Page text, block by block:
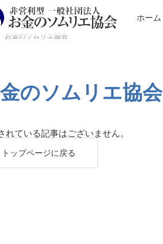
ホーム
お金のソムリエ協会
のソムリエ協会
れている記事はございません。
トップページに戻る